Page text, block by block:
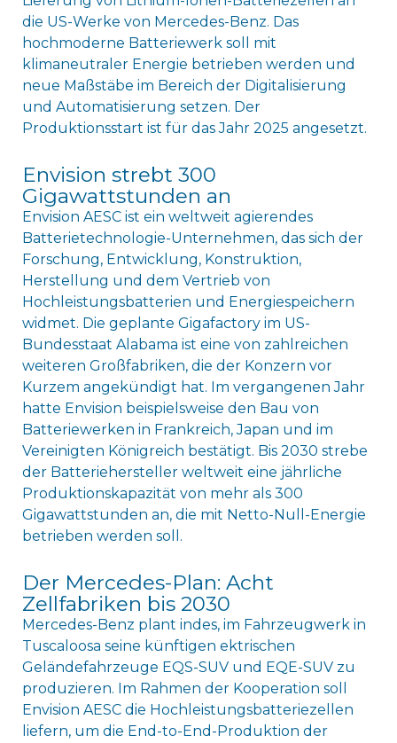
die US-Werke von Mercedes-Benz. Das
hochmoderne Batteriewerk soll mit
klimaneutraler Energie betrieben werden und
neue Maßstäbe im Bereich der Digitalisierung
und Automatisierung setzen. Der
Produktionsstart ist für das Jahr 2025 angesetzt.
Envision strebt 300
Gigawattstunden an
Envision AESC ist ein weltweit agierendes
Batterietechnologie-Unternehmen, das sich der
Forschung, Entwicklung, Konstruktion,
Herstellung und dem Vertrieb von
Hochleistungsbatterien und Energiespeichern
widmet. Die geplante Gigafactory im US-
Bundesstaat Alabama ist eine von zahlreichen
weiteren Großfabriken, die der Konzern vor
Kurzem angekündigt hat. Im vergangenen Jahr
hatte Envision beispielsweise den Bau von
Batteriewerken in Frankreich, Japan und im
Vereinigten Königreich bestätigt. Bis 2030 strebe
der Batteriehersteller weltweit eine jährliche
Produktionskapazität von mehr als 300
Gigawattstunden an, die mit Netto-Null-Energie
betrieben werden soll.
Der Mercedes-Plan: Acht
Zellfabriken bis 2030
Mercedes-Benz plant indes, im Fahrzeugwerk in
Tuscaloosa seine künftigen ektrischen
Geländefahrzeuge EQS-SUV und EQE-SUV zu
produzieren. Im Rahmen der Kooperation soll
Envision AESC die Hochleistungsbatteriezellen
liefern, um die End-to-End-Produktion der